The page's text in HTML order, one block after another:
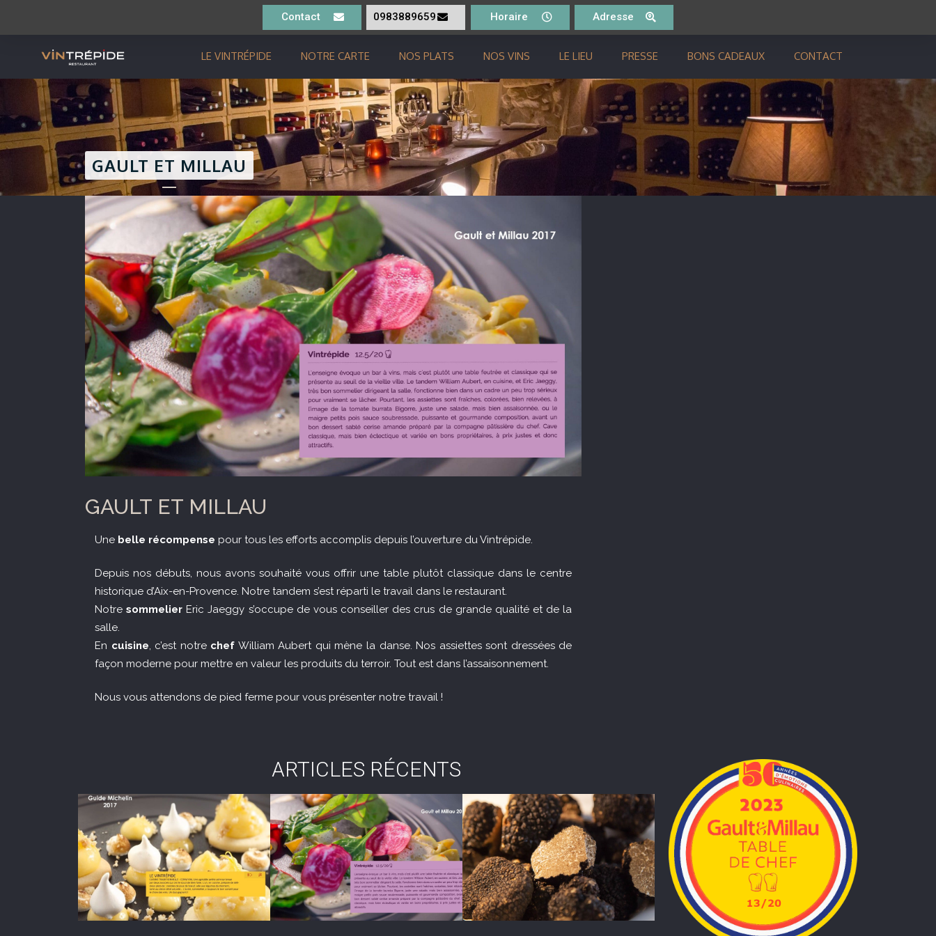
Contact 0983889659 Horaire Adresse
LE VINTRÉPIDE NOTRE CARTE NOS PLATS NOS VINS LE LIEU PRESSE BONS CADEAUX CONTACT
GAULT ET MILLAU
GAULT ET MILLAU
Une belle récompense pour tous les efforts accomplis depuis l’ouverture du Vintrépide.
Depuis nos débuts, nous avons souhaité vous offrir une table plutôt classique dans le centre
historique d’Aix-en-Provence. Notre tandem s’est réparti le travail dans le restaurant.
Notresommelier Eric Jaeggy s’occupe de vous conseiller des crus de grande qualité et de la
salle.
En cuisine, c’est notre chef William Aubert qui mène la danse. Nos assiettes sont dressées de
façon moderne pour mettre en valeur les produits du terroir. Tout est dans l’assaisonnement.
Nous vous attendons de pied ferme pour vous présenter notre travail !
ARTICLES RÉCENTS